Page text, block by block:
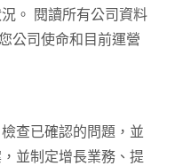
。 閱讀所有公司資料
公司使命和目前運營
查已確認的問題，並
並制定增長業務、提